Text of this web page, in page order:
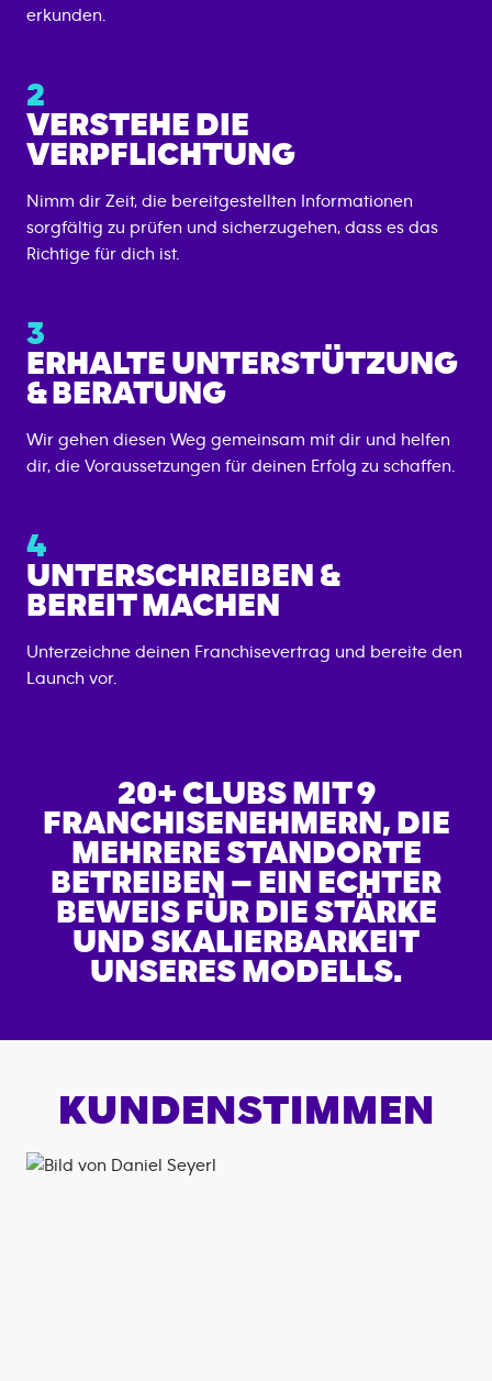
erkunden.
2
VERSTEHE DIE
VERPFLICHTUNG
Nimm dir Zeit, die bereitgestellten Informationen
sorgfältig zu prüfen und sicherzugehen, dass es das
Richtige für dich ist.
3
ERHALTE UNTERSTÜTZUNG
& BERATUNG
Wir gehen diesen Weg gemeinsam mit dir und helfen
dir, die Voraussetzungen für deinen Erfolg zu schaffen.
4
UNTERSCHREIBEN &
BEREIT MACHEN
Unterzeichne deinen Franchisevertrag und bereite den
Launch vor.
20+ CLUBS MIT 9
FRANCHISENEHMERN, DIE
MEHRERE STANDORTE
BETREIBEN – EIN ECHTER
BEWEIS FÜR DIE STÄRKE
UND SKALIERBARKEIT
UNSERES MODELLS.
KUNDENSTIMMEN